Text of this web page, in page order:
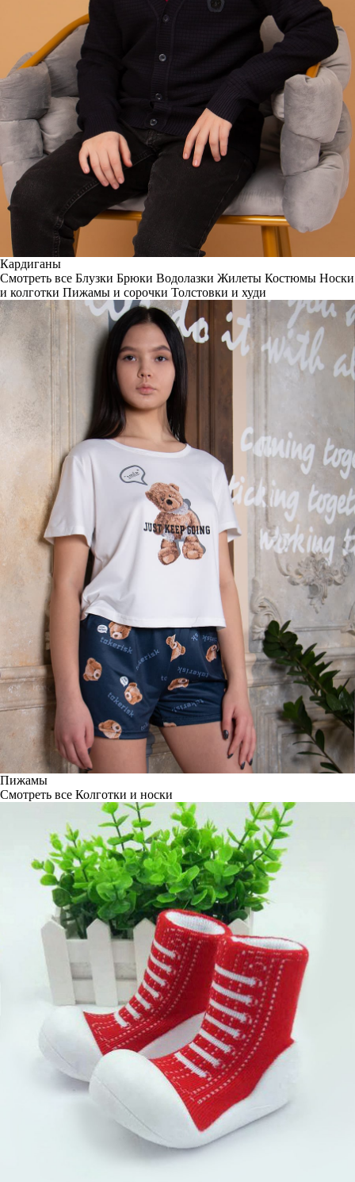
Кардиганы
Смотреть все Блузки Брюки Водолазки Жилеты Костюмы Носки
и колготки Пижамы и сорочки Толстовки и худи
Пижамы
Смотреть все Колготки и носки